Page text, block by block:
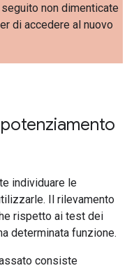
non dimenticate
di accedere al nuovo
individuare le
Il rilevamento
rispetto ai test dei
determinata funzione.
consiste